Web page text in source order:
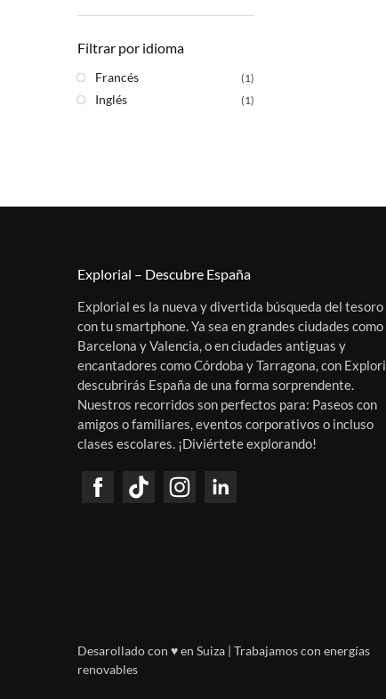
Filtrar por idioma
Francés (1)
Inglés (1)
Explorial – Descubre España
Explorial es la nueva y divertida búsqueda del tesoro
con tu smartphone. Ya sea en grandes ciudades como
Barcelona y Valencia, o en ciudades antiguas y
encantadores como Córdoba y Tarragona, con
descubrirás España de una forma sorprendente.
Nuestros recorridos son perfectos para: Paseos con
amigos o familiares, eventos corporativos o incluso
clases escolares. ¡Diviértete explorando!
Desarollado con ♥ en Suiza | Trabajamos con energías
renovables